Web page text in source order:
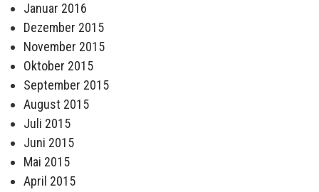
Januar 2016
Dezember 2015
November 2015
Oktober 2015
September 2015
August 2015
Juli 2015
Juni 2015
Mai 2015
April 2015